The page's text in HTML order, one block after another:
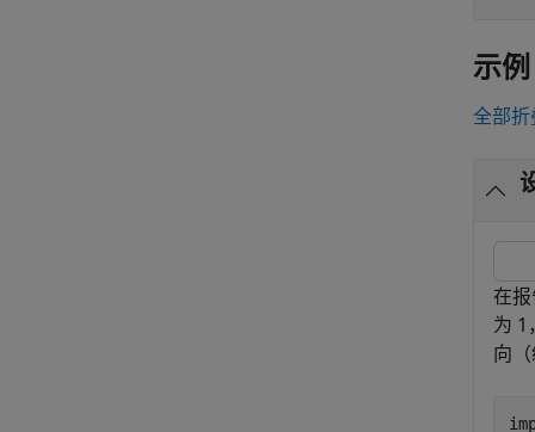
示例
全部折
在
为 1
向（